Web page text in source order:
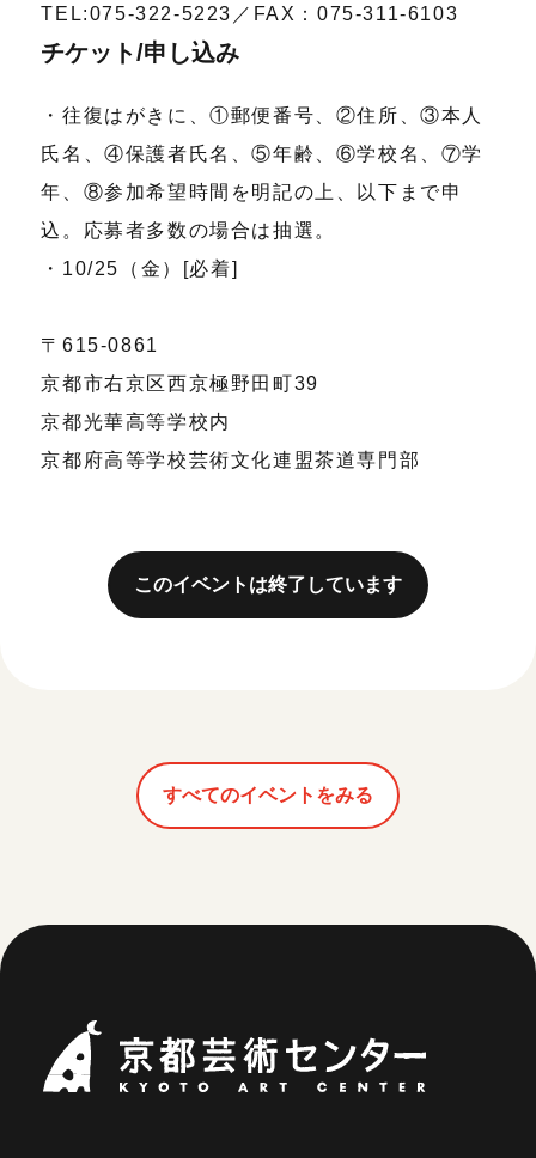
TEL:075-322-5223／FAX：075-311-6103
チケット/申し込み
・往復はがきに、①郵便番号、②住所、③本人
氏名、④保護者氏名、⑤年齢、⑥学校名、⑦学
年、⑧参加希望時間を明記の上、以下まで申
込。応募者多数の場合は抽選。
・10/25（金）[必着]
〒615-0861
京都市右京区西京極野田町39
京都光華高等学校内
京都府高等学校芸術文化連盟茶道専門部
このイベントは終了しています
すべてのイベントをみる